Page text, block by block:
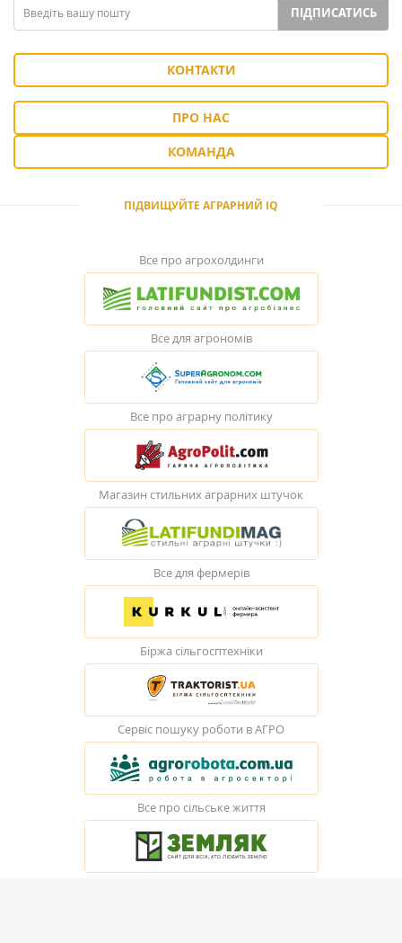
ПІДПИСАТИСЬ
КОНТАКТИ
ПРО НАС
КОМАНДА
ПІДВИЩУЙТЕ АГРАРНИЙ IQ
Все про агрохолдинги
Все для агрономів
Все про аграрну політику
Магазин стильних аграрних штучок
Все для фермерів
Біржа сільгосптехніки
Сервіс пошуку роботи в АГРО
Все про сільське життя